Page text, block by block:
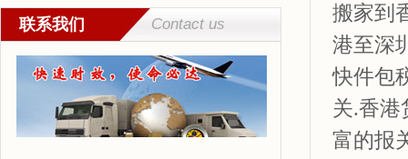
联系我们 Contact us
搬家到
港至深
快件包
关.香
富的报